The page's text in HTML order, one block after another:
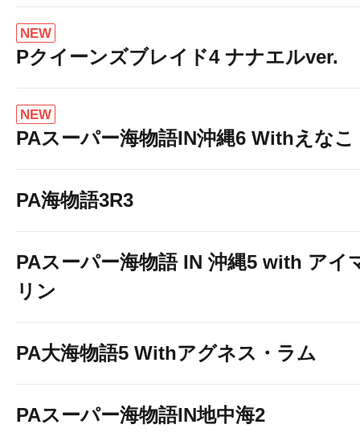
NEW
Pクイーンズブレイド4 ナナエルver.
NEW
PAスーパー海物語IN沖縄6 Withえなこ
PA海物語3R3
PAスーパー海物語 IN 沖縄5 with アイ
リン
PA大海物語5 Withアグネス・ラム
PAスーパー海物語IN地中海2